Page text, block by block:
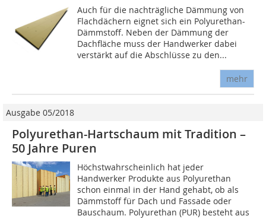
Auch für die nachträgliche Dämmung von
Flachdächern eignet sich ein Polyurethan-
Dämmstoff. Neben der Dämmung der
Dachfläche muss der Handwerker dabei
verstärkt auf die Abschlüsse zu den...
mehr
Ausgabe 05/2018
Polyurethan-Hartschaum mit Tradition –
50 Jahre Puren
Höchstwahrscheinlich hat jeder
Handwerker Produkte aus Polyurethan
schon einmal in der Hand gehabt, ob als
Dämmstoff für Dach und Fassade oder
Bauschaum. Polyurethan (PUR) besteht aus